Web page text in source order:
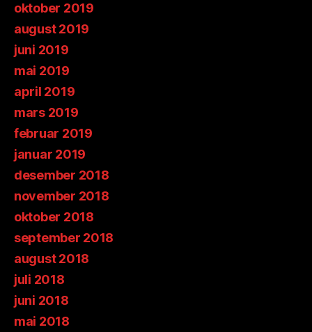
oktober 2019
august 2019
juni 2019
mai 2019
april 2019
mars 2019
februar 2019
januar 2019
desember 2018
november 2018
oktober 2018
september 2018
august 2018
juli 2018
juni 2018
mai 2018